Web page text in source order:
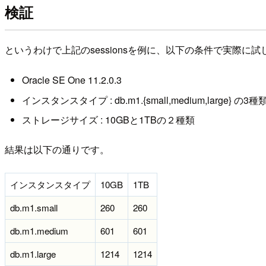
検証
というわけで上記のsessionsを例に、以下の条件で実際に試
Oracle SE One 11.2.0.3
インスタンスタイプ : db.m1.{small,medium,large} の3種
ストレージサイズ : 10GBと1TBの２種類
結果は以下の通りです。
インスタンスタイプ 10GB
1TB
db.m1.small
260
260
db.m1.medium
601
601
db.m1.large
1214 1214